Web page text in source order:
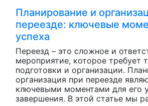
Планирование и
переезде: ключевые
успеха
Переезд – это сложное и
мероприятие, которое требует
подготовки и организации.
организация при переезде
ключевыми моментами для его
завершения. В этой статье мы